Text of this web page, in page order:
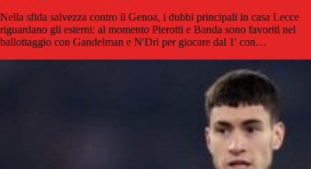
Nella sfida salvezza contro il Genoa, i dubbi principali in casa Lecce
riguardano gli esterni: al momento Pierotti e Banda sono favoriti nel
ballottaggio con Gandelman e N'Dri per giocare dal 1' con…